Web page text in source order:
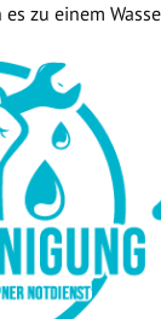
zu einem